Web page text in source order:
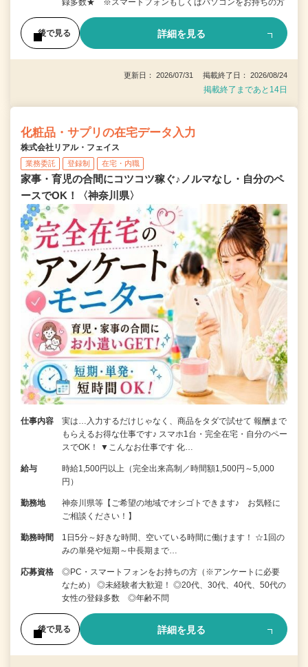
後で見る 詳細を見る
更新日： 2026/07/31 掲載終了日： 2026/08/24
掲載終了まであと14日
化粧品・サプリの在宅データ入力
株式会社リアル・フェイス
業務委託 登録制 在宅・内職
家事・育児の合間にコツコツ稼ぐ♪ノルマなし・自分のペ
ースでOK！〈神奈川県〉
仕事内容
実は…入力するだけじゃなく、商品をタダで試せて 報酬まで
もらえるお得な仕事です♪ スマホ1台・完全在宅・自分のペー
スでOK！ ▼こんなお仕事です 化…
給与
時給1,500円以上（完全出来高制／時間額1,500円～5,000
円）
勤務地
神奈川県等【ご希望の地域でオシゴトできます♪ お気軽に
ご相談ください！】
勤務時間
1日5分～好きな時間、空いている時間に働けます！ ☆1回の
みの単発や短期～中長期まで…
応募資格
◎PC・スマートフォンをお持ちの方（※アンケートに必要
なため） ◎未経験者大歓迎！ ◎20代、30代、40代、50代の
女性の登録多数 ◎年齢不問
後で見る 詳細を見る